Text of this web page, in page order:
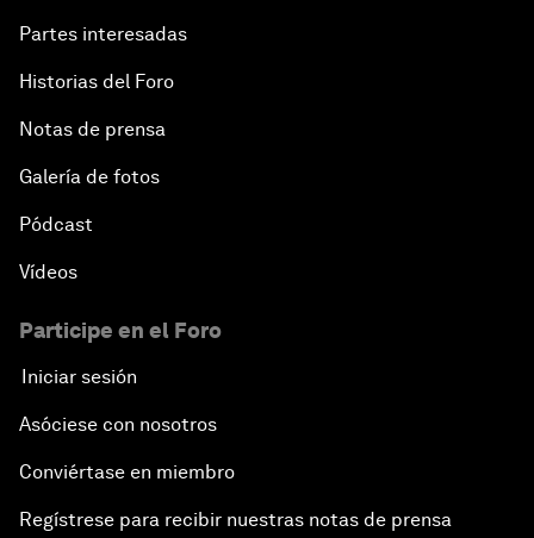
Partes interesadas
Historias del Foro
Notas de prensa
Galería de fotos
Pódcast
Vídeos
Participe en el Foro
Iniciar sesión
Asóciese con nosotros
Conviértase en miembro
Regístrese para recibir nuestras notas de prensa